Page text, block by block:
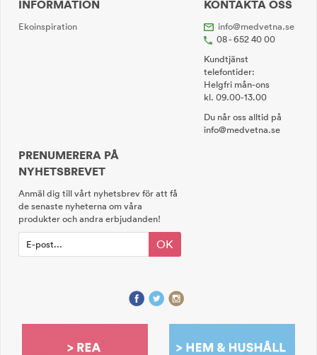
INFORMATION
Ekoinspiration
KONTAKTA OSS
info@medvetna.se
08 - 652 40 00
Kundtjänst
telefontider:
Helgfri mån-ons
kl. 09.00-13.00
Du når oss alltid på
info@medvetna.se
PRENUMERERA PÅ
NYHETSBREVET
Anmäl dig till vårt nyhetsbrev för att få
de senaste nyheterna om våra
produkter och andra erbjudanden!
OK